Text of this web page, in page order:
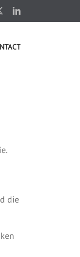
LinkedIn
die